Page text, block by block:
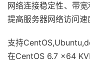
网络连接稳定性、带
提高服务器网络访问速
支持
在CentOS 6.7 x64